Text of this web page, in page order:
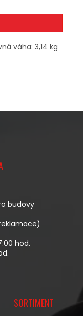
váha: 3,14 kg
budovy
hod.
SORTIMENT